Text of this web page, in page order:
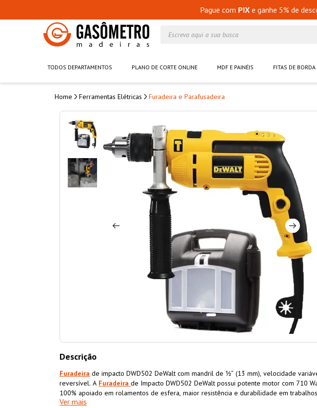
Pague com PIXe ganhe 5% de
TODOS DEPARTAMENTOS PLANO DE CORTE ONLINE MDF E PAINÉIS FITAS DE BORDA
Ferramentas Elétricas Furadeira e Parafusadeira
Descrição
Furadeira de impacto DWD502 DeWalt com mandril de ½” (13 mm), velocidade
reversível. A Furadeira de Impacto DWD502 DeWalt possui potente motor com 710
100% apoiado em rolamentos de esfera, maior resistência e durabílidade em trabalhos
perfuração de metais, madeiras e alvenaria. A
Ver mais